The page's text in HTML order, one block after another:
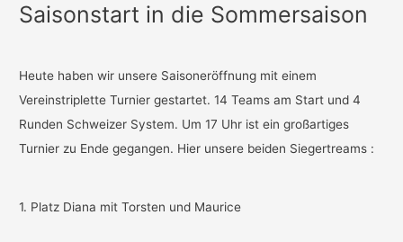
Saisonstart in die Sommersaison
Heute haben wir unsere Saisoneröffnung mit einem
Vereinstriplette Turnier gestartet. 14 Teams am Start und 4
Runden Schweizer System. Um 17 Uhr ist ein großartiges
Turnier zu Ende gegangen. Hier unsere beiden Siegertreams :
1. Platz Diana mit Torsten und Maurice